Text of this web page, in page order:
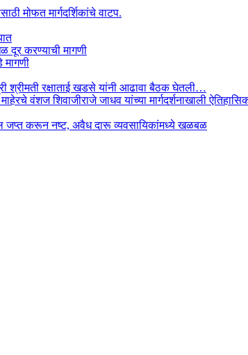
मोफत मार्गदर्शिकांचे वाटप.
दूर करण्याची मागणी
मागणी
श्रीमती रक्षाताई खडसे यांनी आढावा बैठक घेतली…
वंशज शिवाजीराजे जाधव यांच्या मार्गदर्शनाखाली
जप्त करून नष्ट, अवैध दारू व्यवसायिकांमध्ये खळबळ